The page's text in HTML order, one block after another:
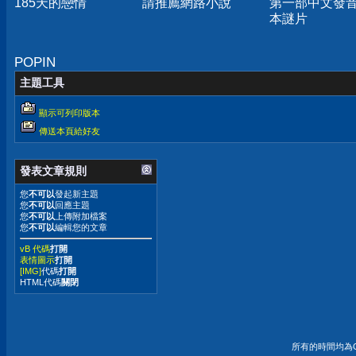
185天的戀情 請推薦網路小說
第一部中文發
本謎片
POPIN
主題工具
顯示可列印版本
傳送本頁給好友
發表文章規則
您不可以發起新主題
您不可以回應主題
您不可以 上傳附加檔案
您不可以編輯您的文章
vB 代碼打開
表情圖示打開
[IMG]代碼打開
HTML代碼關閉
所有的時間均為